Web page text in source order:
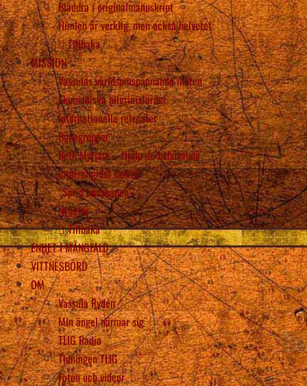
Bläddra i originalmanuskript
Himlen är verklig, men också helvetet
Tillbaka
MISSION
Vassulas världsomspännande möten
Ekumeniska pilgrimsfärder
Internationella retreater
Bönegrupper
Beth Myriam – Hjälp de behövande
Interreligiöst samtal
“Sprid budskapen”!
Nyheter
Tillbaka
ENHET I MÅNGFALD
VITTNESBÖRD
OM
Vassula Rydén
Min ängel närmar sig
TLIG Radio
Tidningen TLIG
Foton och videor